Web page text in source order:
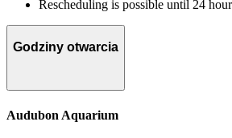
Rescheduling is possible until 24
Godziny otwarcia
Audubon Aquarium